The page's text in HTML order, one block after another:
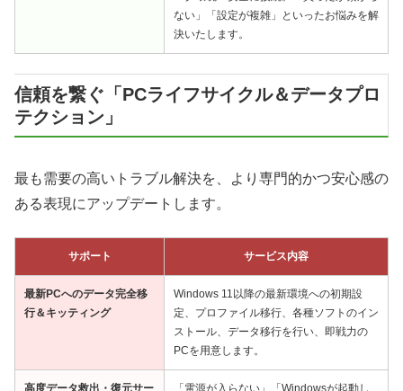
ない」「設定が複雑」といったお悩みを解
決いたします。
信頼を繋ぐ「PCライフサイクル＆データプロ
テクション」
最も需要の高いトラブル解決を、より専門的かつ安心感の
ある表現にアップデートします。
サポート サービス内容
最新PCへのデータ完全移
行＆キッティング
Windows 11以降の最新環境への初期設
定、プロファイル移行、各種ソフトのイン
ストール、データ移行を行い、即戦力の
PCを用意します。
高度データ救出・復元サー
「電源が入らない」「Windowsが起動し